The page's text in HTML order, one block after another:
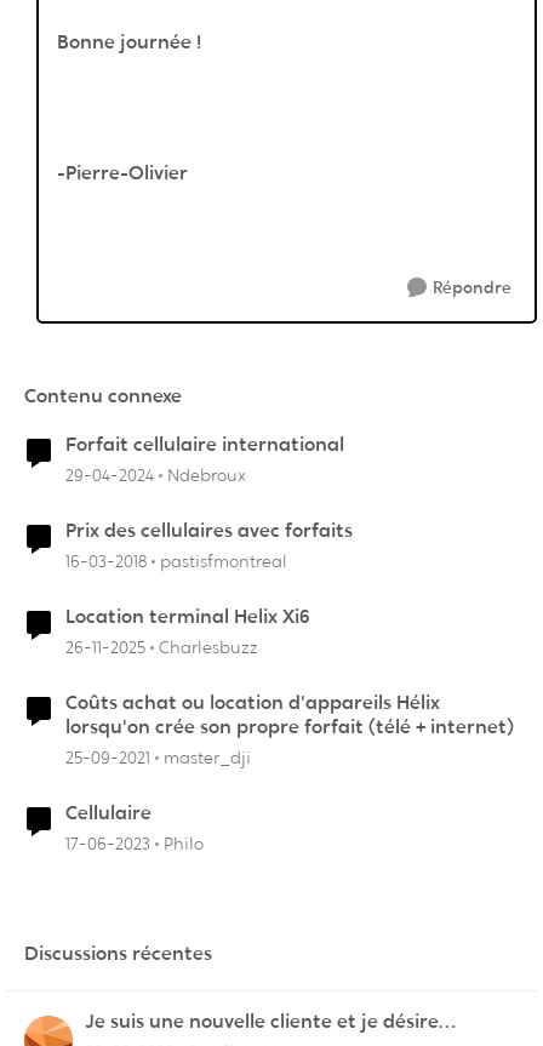
Bonne journée !
-Pierre-Olivier
Répondre
Contenu connexe
Forfait cellulaire international
29-04-2024 Ndebroux
Prix des cellulaires avec forfaits
16-03-2018 pastisfmontreal
Location terminal Helix Xi6
26-11-2025 Charlesbuzz
Coûts achat ou location d'appareils Hélix
lorsqu'on crée son propre forfait (télé + internet)
25-09-2021 master_dji
Cellulaire
17-06-2023 Philo
Discussions récentes
Je suis une nouvelle cliente et je désire